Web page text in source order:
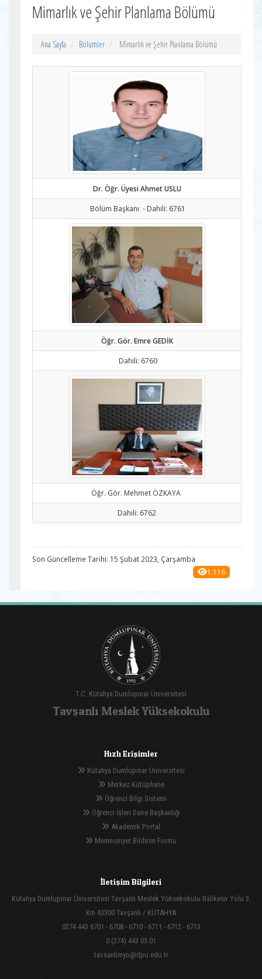
Mimarlık ve Şehir Planlama Bölümü
Ana Sayfa Bölümler Mimarlık ve Şehir Planlama Bölümü
Dr. Öğr. Üyesi Ahmet USLU
Bölüm Başkanı - Dahili: 6761
Öğr. Gör. Emre GEDİK
Dahili: 6760
Öğr. Gör. Mehmet ÖZKAYA
Dahili: 6762
Son Güncelleme Tarihi: 15 Şubat 2023, Çarşamba
1.116
T.C. Kütahya Dumlupınar Üniversitesi
Tavşanlı Meslek Yüksekokulu
Hızlı Erişimler
Kütahya Dumlupınar Üniversitesi
Merkez Kütüphane
Öğrenci Bilgi Sistemi
Öğrenci İşleri Daire Başkanlığı
Akademik Portal
Memnuniyet Bildirim Formu
İletişim Bilgileri
Kütahya Dumlupınar Üniversitesi Tavşanlı Meslek Yüksekokulu Balıkesir Yolu 3.
Km 43300 Tavşanlı / KÜTAHYA
0274 443 6701 - 6708 - 6710 - 6711 - 6712 - 6713
0 (274) 443 05 01
tavsanlimyo@dpu.edu.tr